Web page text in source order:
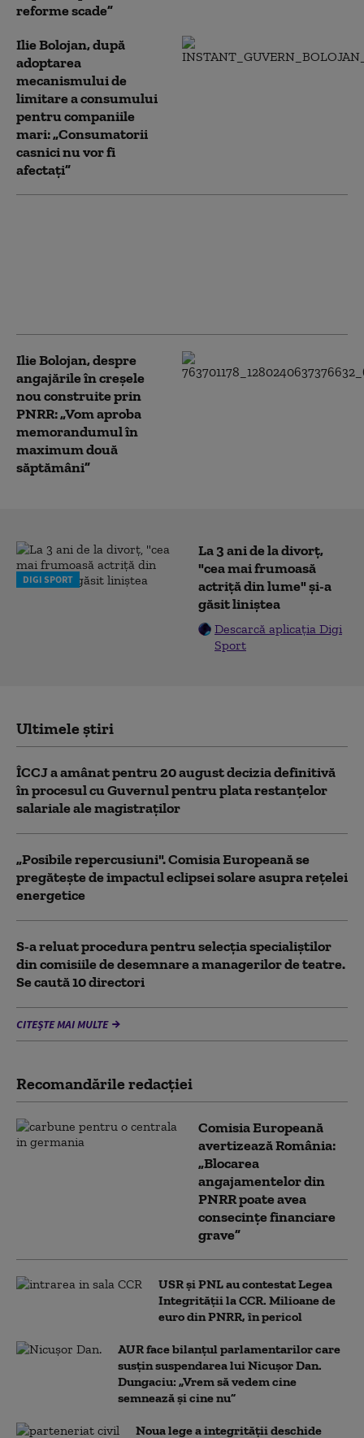
reforme scade”
Ilie Bolojan, după
adoptarea
mecanismului de
limitare a consumului
pentru companiile
mari: „Consumatorii
casnici nu vor fi
afectați”
Ilie Bolojan, despre
angajările în creșele
nou construite prin
PNRR: „Vom aproba
memorandumul în
maximum două
săptămâni”
DIGI SPORT
La 3 ani de la divorț,
"cea mai frumoasă
actriță din lume" și-a
găsit liniștea
Descarcă aplicația Digi
Sport
Ultimele știri
ÎCCJ a amânat pentru 20 august decizia definitivă
în procesul cu Guvernul pentru plata restanțelor
salariale ale magistraților
„Posibile repercusiuni". Comisia Europeană se
pregătește de impactul eclipsei solare asupra rețelei
energetice
S-a reluat procedura pentru selecţia specialiştilor
din comisiile de desemnare a managerilor de teatre.
Se caută 10 directori
CITEȘTE MAI MULTE
Recomandările redacţiei
Comisia Europeană
avertizează România:
„Blocarea
angajamentelor din
PNRR poate avea
consecințe financiare
grave”
USR și PNL au contestat Legea
Integrității la CCR. Milioane de
euro din PNRR, în pericol
AUR face bilanțul parlamentarilor care
susțin suspendarea lui Nicușor Dan.
Dungaciu: „Vrem să vedem cine
semnează și cine nu”
Noua lege a integrității deschide